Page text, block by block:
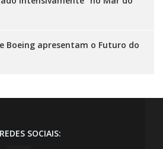
e Boeing apresentam o Futuro do
REDES SOCIAIS: